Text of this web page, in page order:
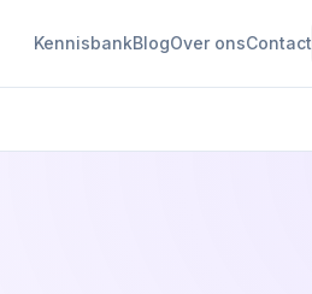
KennisbankBlogOver onsContact